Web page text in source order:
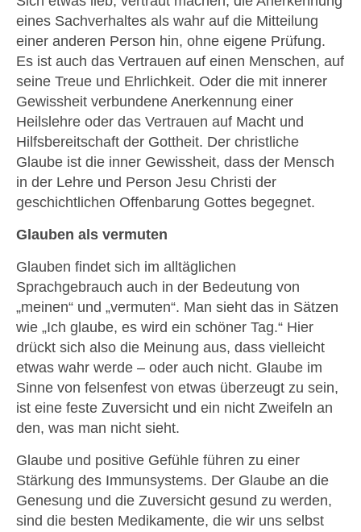
eines Sachverhaltes als wahr auf die Mitteilung
einer anderen Person hin, ohne eigene Prüfung.
Es ist auch das Vertrauen auf einen Menschen, auf
seine Treue und Ehrlichkeit. Oder die mit innerer
Gewissheit verbundene Anerkennung einer
Heilslehre oder das Vertrauen auf Macht und
Hilfsbereitschaft der Gottheit. Der christliche
Glaube ist die inner Gewissheit, dass der Mensch
in der Lehre und Person Jesu Christi der
geschichtlichen Offenbarung Gottes begegnet.
Glauben als vermuten
Glauben findet sich im alltäglichen
Sprachgebrauch auch in der Bedeutung von
„meinen“ und „vermuten“. Man sieht das in Sätzen
wie „Ich glaube, es wird ein schöner Tag.“ Hier
drückt sich also die Meinung aus, dass vielleicht
etwas wahr werde – oder auch nicht. Glaube im
Sinne von felsenfest von etwas überzeugt zu sein,
ist eine feste Zuversicht und ein nicht Zweifeln an
den, was man nicht sieht.
Glaube und positive Gefühle führen zu einer
Stärkung des Immunsystems. Der Glaube an die
Genesung und die Zuversicht gesund zu werden,
sind die besten Medikamente, die wir uns selbst